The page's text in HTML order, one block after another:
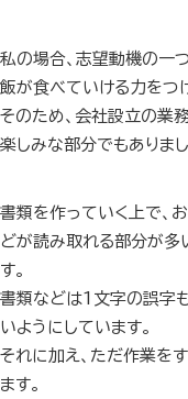
私の場合、志望動機の一
飯が食べていける力をつ
そのため、会社設立の業
楽しみな部分でもありまし
書類を作っていく上で、
どが読み取れる部分が多
す。
書類などは1文字の誤字
いようにしています。
それに加え、ただ作業を
ます。